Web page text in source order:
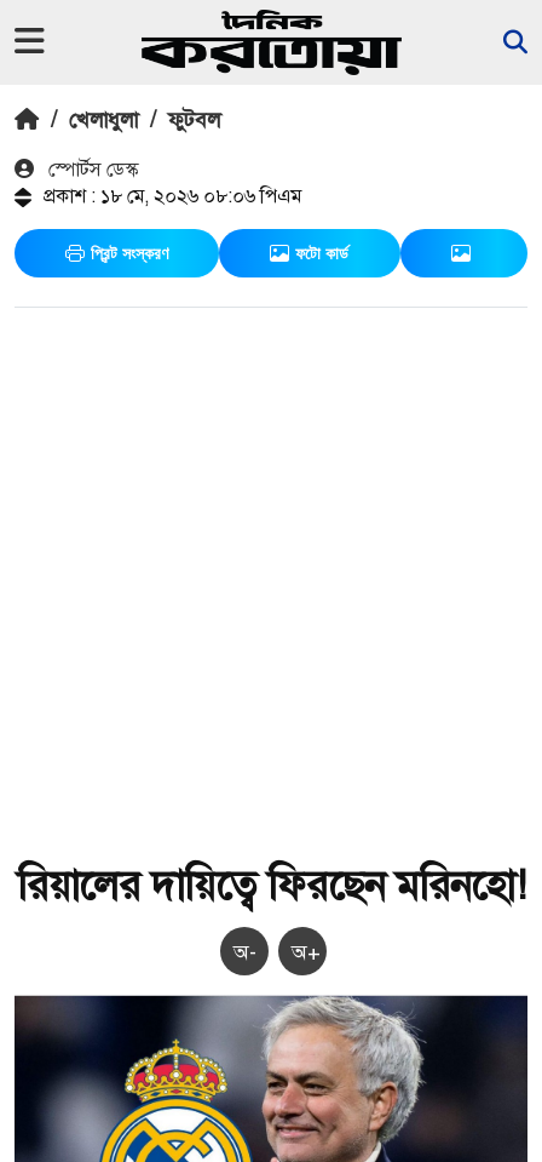
/ খেলাধুলা / ফুটবল
স্পোর্টস ডেস্ক
প্রকাশ : ১৮ মে, ২০২৬ ০৮:০৬ পিএম
প্রিন্ট সংস্করণ ফটো কার্ড
রিয়ালের দায়িত্বে ফিরছেন মরিনহো!
অ- অ+